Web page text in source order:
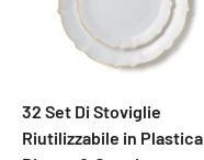
32 Set Di Stoviglie
Riutilizzabile in Plastica